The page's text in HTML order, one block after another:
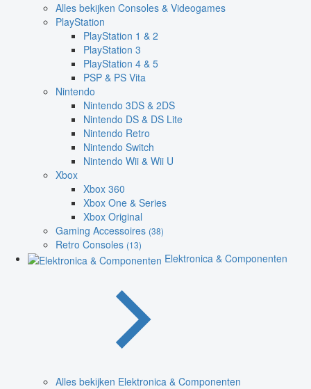
Alles bekijken Consoles & Videogames
PlayStation
PlayStation 1 & 2
PlayStation 3
PlayStation 4 & 5
PSP & PS Vita
Nintendo
Nintendo 3DS & 2DS
Nintendo DS & DS Lite
Nintendo Retro
Nintendo Switch
Nintendo Wii & Wii U
Xbox
Xbox 360
Xbox One & Series
Xbox Original
Gaming Accessoires (38)
Retro Consoles (13)
Elektronica & Componenten
Alles bekijken Elektronica & Componenten